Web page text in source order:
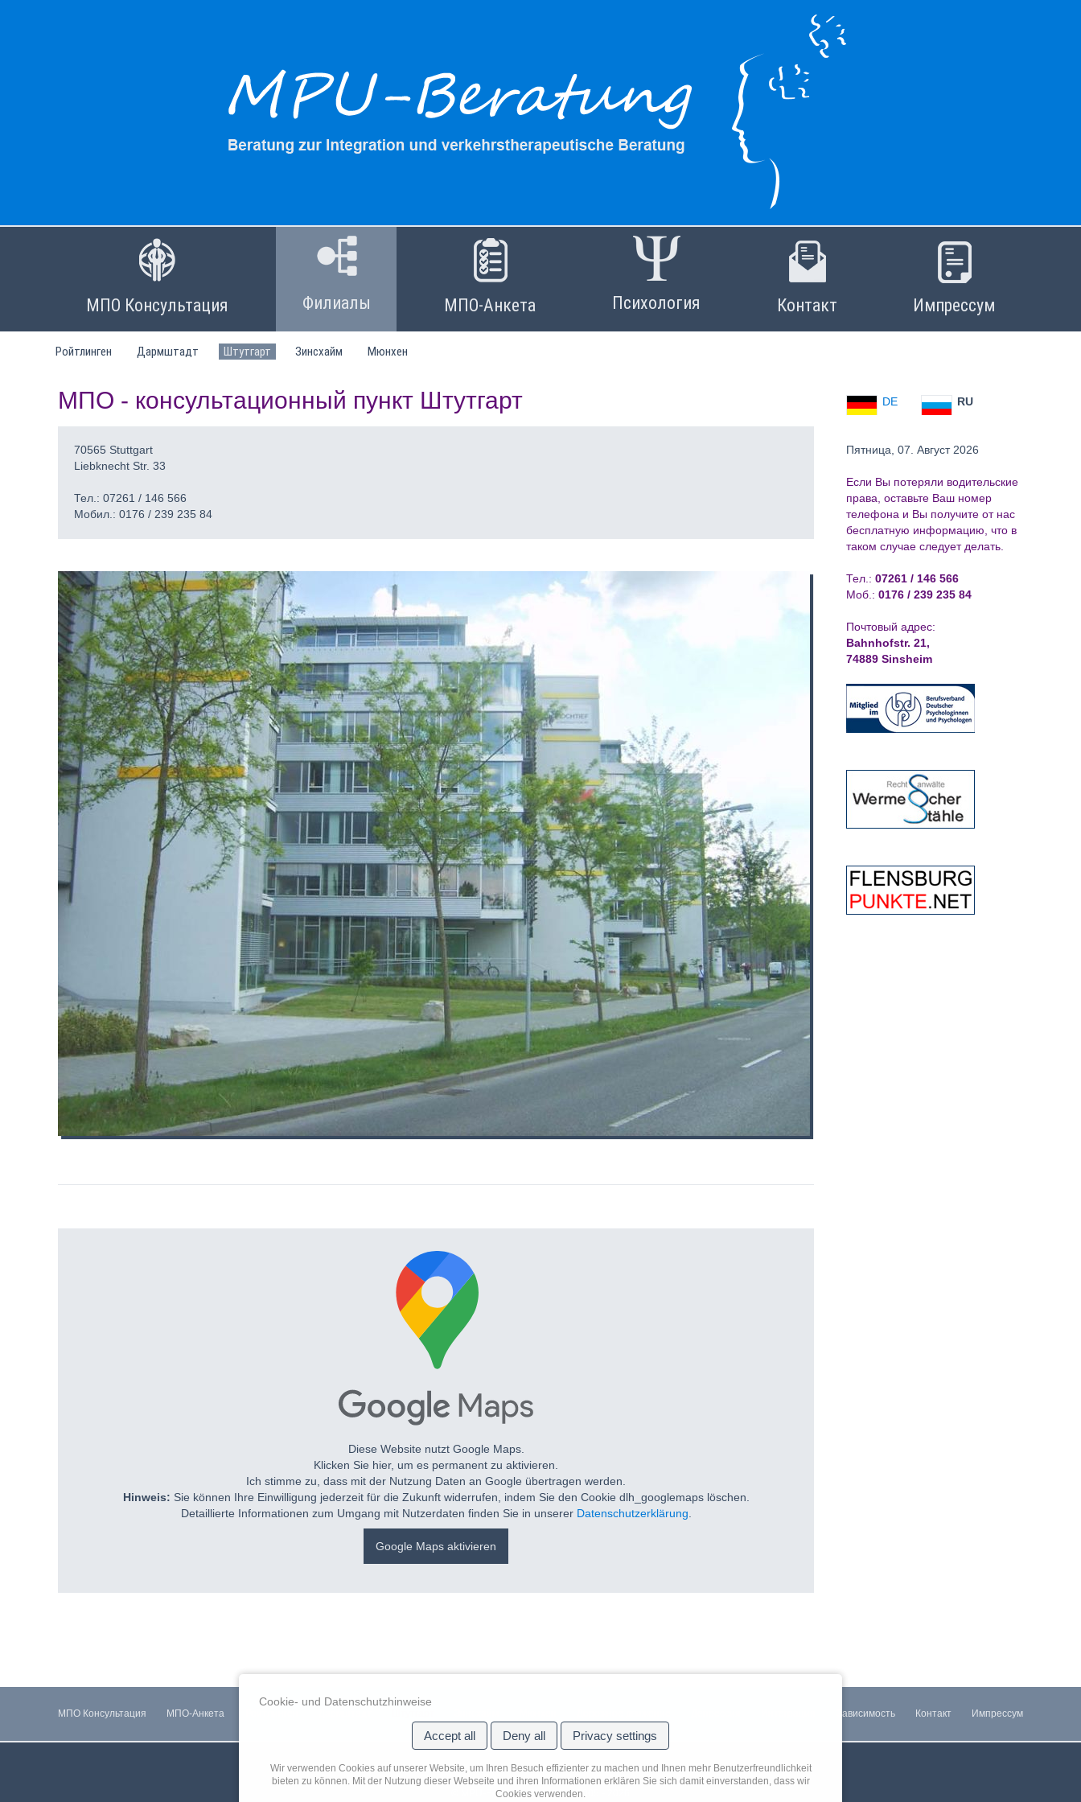
МПО Консультация Филиалы
Ройтлинген Дармштадт Штутгарт Зинсхайм Мюнхен
МПО-Анкета Психология Контакт Импрессум
МПО - консультационный пункт Штутгарт
70565 Stuttgart
Liebknecht Str. 33
Тел.: 07261 / 146 566
Мобил.: 0176 / 239 235 84
Diese Website nutzt Google Maps.
Klicken Sie hier, um es permanent zu aktivieren.
Ich stimme zu, dass mit der Nutzung Daten an Google übertragen werden.
Hinweis: Sie können Ihre Einwilligung jederzeit für die Zukunft widerrufen, indem Sie den Cookie dlh_googlemaps löschen.
Detaillierte Informationen zum Umgang mit Nutzerdaten finden Sie in unserer Datenschutzerklärung
Google Maps aktivieren
DE RU
Пятница, 07. Август 2026
Если Вы потеряли водительские
права, oставьте Ваш номер
телефона и Вы получите от нас
бесплатную информацию, что в
таком случае следует делать.
Тел.:07261 / 146 566
Моб.:0176 / 239 235 84
Почтовый адрес:
Bahnhofstr. 21,
74889 Sinsheim
навигацию
МПО Консультация МПО-Анкета Зависимость Контакт Импрессум
© MPU-Beratung Sinsheim | 2005 - 2026
Cookie- und Datenschutzhinweise
Accept all Deny all Privacy settings
Wir verwenden Cookies auf unserer Website, um Ihren Besuch effizienter zu machen und Ihnen mehr Benutzerfreundlichkeit
bieten zu können. Mit der Nutzung dieser Webseite und ihren Informationen erklären Sie sich damit einverstanden, dass wir
Cookies verwenden.